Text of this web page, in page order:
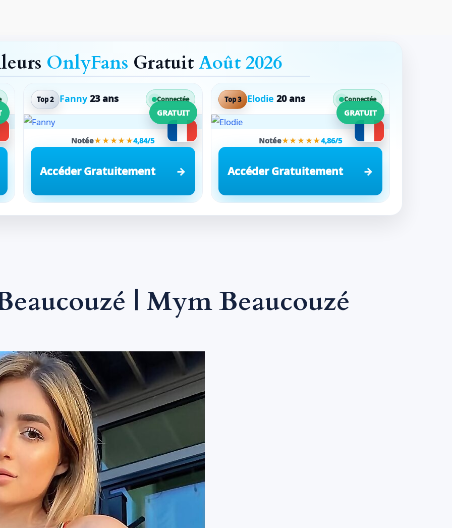
OnlyFans GratuitAoût 2026
Top 2 Fanny 23 ans Connectée
GRATUIT
Notée★★★★★4,84/5
Accéder Gratuitement
Top 3 Elodie 20 ans Connectée
GRATUIT
Notée★★★★★4,86/5
Accéder Gratuitement
| Mym Beaucouzé